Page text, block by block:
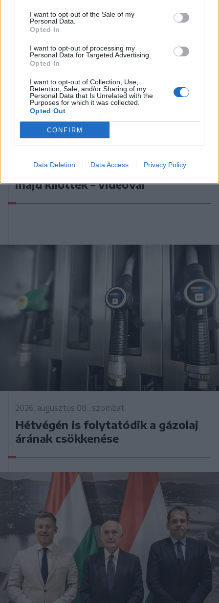
I want to opt-out of the Sale of my
Personal Data.
Opted In
I want to opt-out of processing my
Personal Data for Targeted Advertising.
Opted In
I want to opt-out of Collection, Use,
Retention, Sale, and/or Sharing of my
Personal Data that Is Unrelated with the
Purposes for which it was collected.
Opted Out
CONFIRM
Data Deletion Data Access Privacy Policy
2026. augusztus 08., szombat
metróba, felszállt az egyik kocsira,
majd kilőtték – videóval
2026. augusztus 08., szombat
Hétvégén is folytatódik a gázolaj
árának csökkenése